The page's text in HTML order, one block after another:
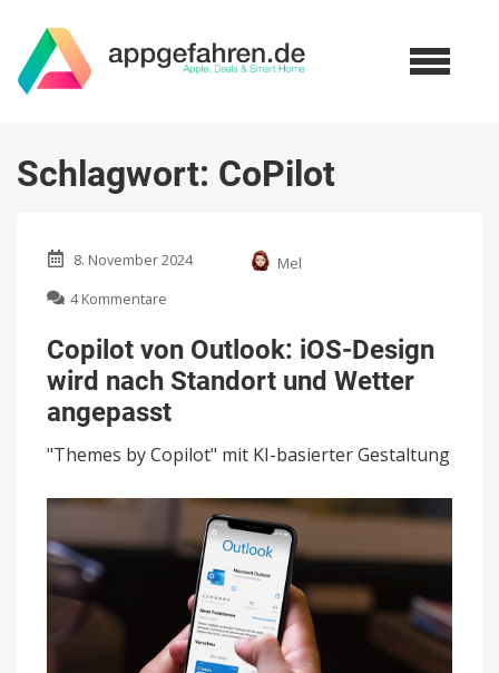
Schlagwort: CoPilot
8. November 2024
Mel
4 Kommentare
von
Outlook:
iOS-
Design
wird
nach
Standort
Wetter
angepasst
Copilot von Outlook: iOS-Design
wird nach Standort und Wetter
angepasst
"Themes by Copilot" mit KI-basierter Gestaltung